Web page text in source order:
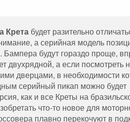
Крета будет разительно
а серийная модель
будут гораздо проще,
двухрядной, а если
дверцами, в необходимости
серийный пикап можно будет
как и все Креты на
что-то новое для
плавно перекочуют в